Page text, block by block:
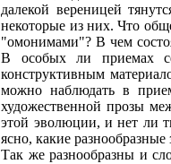
далекой вереницей
некоторые из них. Что
"омонимами"? В чем
В особых ли приемах
конструктивным
можно наблюдать в
художественной прозы
этой эволюции, и нет ли
ясно, какие
Так же разнообразны и